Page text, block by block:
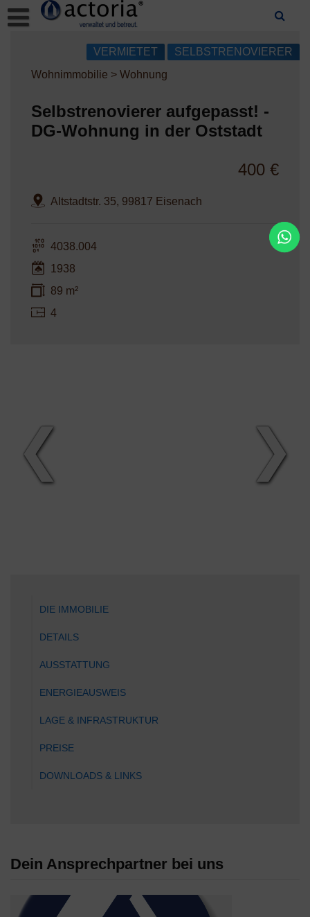
Skip
to
Wohnimmobilie > Wohnung
VERMIETET SELBSTRENOVIERER
Selbstrenovierer aufgepasst! -
DG-Wohnung in der Oststadt
Altstadtstr. 35, 99817 Eisenach
400 €
4038.004
1938
89 m²
4
❮ ❯
DIE IMMOBILIE
DETAILS
AUSSTATTUNG
ENERGIEAUSWEIS
LAGE & INFRASTRUKTUR
PREISE
DOWNLOADS & LINKS
Dein Ansprechpartner bei uns